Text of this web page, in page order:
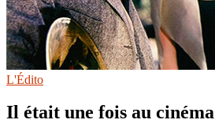
L'Édito
Il était une fois au cinéma